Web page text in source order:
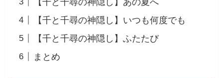
【千と千尋の神隠し】あの夏へ
【千と千尋の神隠し】いつも何度でも
【千と千尋の神隠し】ふたたび
まとめ